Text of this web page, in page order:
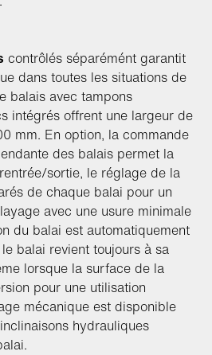
contrôlés séparémént garantit
dans toutes les situations de
balais avec tampons
intégrés offrent une largeur de
mm. En option, la commande
des balais permet la
sortie, le réglage de la
de chaque balai pour un
avec une usure minimale
du balai est automatiquement
balai revient toujours à sa
lorsque la surface de la
pour une utilisation
mécanique est disponible
hydrauliques